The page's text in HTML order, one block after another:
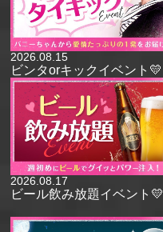
2026.08.15
ビンタorキックイベント💛
2026.08.17
ビール飲み放題イベント💛